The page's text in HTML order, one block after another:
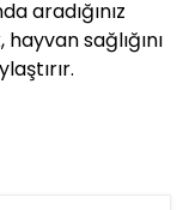
aradığınız
sağlığını